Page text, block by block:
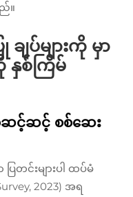
။
ပ်များကို မှာ
နှစ်ကြိမ်
င့်ဆင့် စစ်ဆေး
တင်းများပါ ထပ်မံ
2023) အရ